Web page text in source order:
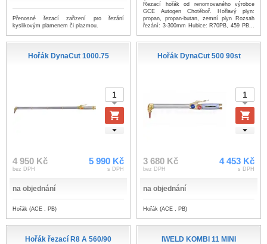
Přenosné řezací zařizení pro řezání
kyslikovým plamenem či plazmou.
Řezací hořák od renomovaného výrobce
GCE Autogen Chotěboř. Hořlavý plyn:
propan, propan-butan, zemní plyn Rozsah
řezání: 3-300mm Hubice: R70PB, 459 PB...
Hořák DynaCut 1000.75
4 950 Kč
bez DPH
5 990 Kč
s DPH
na objednání
Hořák (ACE , PB)
Hořák DynaCut 500 90st
3 680 Kč
bez DPH
4 453 Kč
s DPH
na objednání
Hořák (ACE , PB)
Hořák řezací R8 A 560/90 IWELD KOMBI 11 MINI